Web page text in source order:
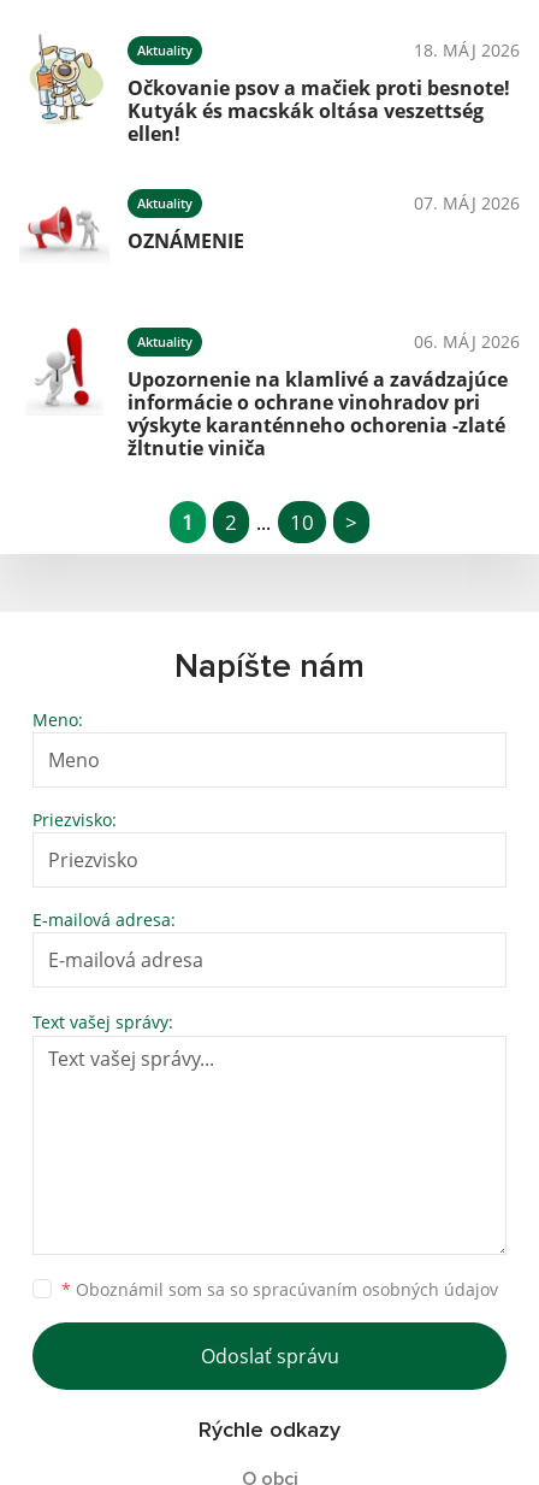
Aktuality 18. MÁJ 2026
Očkovanie psov a mačiek proti besnote!
Kutyák és macskák oltása veszettség
ellen!
Aktuality 07. MÁJ 2026
OZNÁMENIE
Aktuality 06. MÁJ 2026
Upozornenie na klamlivé a zavádzajúce
informácie o ochrane vinohradov pri
výskyte karanténneho ochorenia -zlaté
žltnutie viniča
1 2 ... 10 >
Napíšte nám
Meno:
Priezvisko:
E-mailová adresa:
Text vašej správy:
* Oboznámil som sa so spracúvaním osobných údajov
Odoslať správu
Rýchle odkazy
O obci